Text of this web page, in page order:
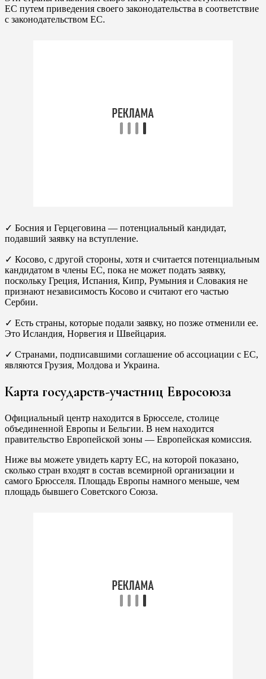
ЕС путем приведения своего законодательства в соответствие
с законодательством ЕС.
✓ Босния и Герцеговина — потенциальный кандидат,
подавший заявку на вступление.
✓ Косово, с другой стороны, хотя и считается потенциальным
кандидатом в члены ЕС, пока не может подать заявку,
поскольку Греция, Испания, Кипр, Румыния и Словакия не
признают независимость Косово и считают его частью
Сербии.
✓ Есть страны, которые подали заявку, но позже отменили ее.
Это Исландия, Норвегия и Швейцария.
✓ Странами, подписавшими соглашение об ассоциации с ЕС,
являются Грузия, Молдова и Украина.
Карта государств-участниц Евросоюза
Официальный центр находится в Брюсселе, столице
объединенной Европы и Бельгии. В нем находится
правительство Европейской зоны — Европейская комиссия.
Ниже вы можете увидеть карту ЕС, на которой показано,
сколько стран входят в состав всемирной организации и
самого Брюсселя. Площадь Европы намного меньше, чем
площадь бывшего Советского Союза.